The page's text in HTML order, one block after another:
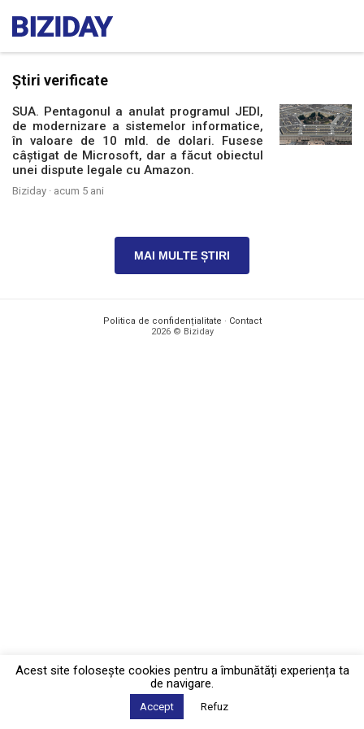
Știri verificate
SUA. Pentagonul a anulat programul JEDI,
de modernizare a sistemelor informatice,
în valoare de 10 mld. de dolari. Fusese
câștigat de Microsoft, dar a făcut obiectul
unei dispute legale cu Amazon.
Biziday · acum 5 ani
MAI MULTE ȘTIRI
Politica de confidențialitate · Contact
2026 © Biziday
Acest site foloseşte cookies pentru a îmbunătăți experiența ta
de navigare.
Accept Refuz